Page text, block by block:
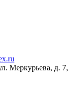
Меркурьева, д. 7,